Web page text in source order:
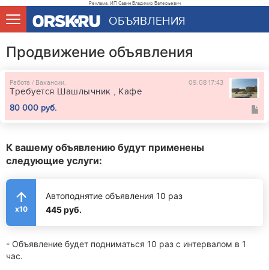
Реклама. ИП Савин Владимир Валерьевич
ОБЪЯВЛЕНИЯ
Продвижение объявления
09.08 17:43
Работа / Вакансии,
Требуется Шашлычник , Кафе
80 000 руб.
К вашему объявлению будут применены
следующие услуги:
x10
Автоподнятие объявления 10 раз
445 руб.
- Объявление будет подниматься 10 раз с интервалом в 1
час.